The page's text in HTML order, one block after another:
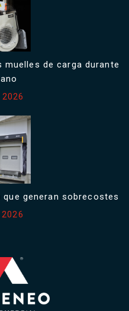
de carga durante
generan sobrecostes